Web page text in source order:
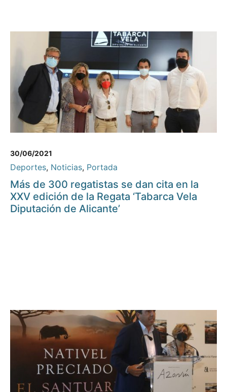
30/06/2021
Deportes, Noticias, Portada
Más de 300 regatistas se dan cita en la
XXV edición de la Regata ‘Tabarca Vela
Diputación de Alicante’